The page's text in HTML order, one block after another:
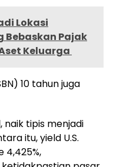
Lokasi
Bebaskan Pajak
Keluarga
10 tahun juga
naik tipis menjadi
itu, yield U.S.
4,425%,